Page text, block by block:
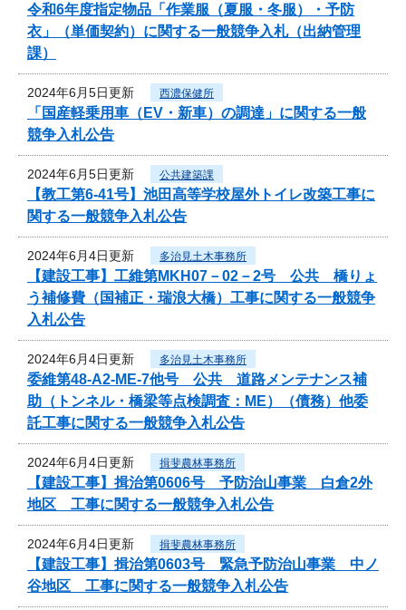
令和6年度指定物品「作業服（夏服・冬服）・予防
衣」（単価契約）に関する一般競争入札（出納管理
課）
2024年6月5日更新 西濃保健所
「国産軽乗用車（EV・新車）の調達」に関する一般
競争入札公告
2024年6月5日更新 公共建築課
【教工第6-41号】池田高等学校屋外トイレ改築工事に
関する一般競争入札公告
2024年6月4日更新 多治見土木事務所
【建設工事】工維第MKH07－02－2号 公共 橋りょ
う補修費（国補正・瑞浪大橋）工事に関する一般競争
入札公告
2024年6月4日更新 多治見土木事務所
委維第48-A2-ME-7他号 公共 道路メンテナンス補
助（トンネル・橋梁等点検調査：ME）（債務）他委
託工事に関する一般競争入札公告
2024年6月4日更新 揖斐農林事務所
【建設工事】揖治第0606号 予防治山事業 白倉2外
地区 工事に関する一般競争入札公告
2024年6月4日更新 揖斐農林事務所
【建設工事】揖治第0603号 緊急予防治山事業 中ノ
谷地区 工事に関する一般競争入札公告